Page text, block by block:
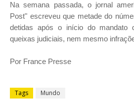
Na semana passada, o jornal
Post" escreveu que metade do
detidas após o início do mandato
queixas judiciais, nem mesmo
Por France Presse
Tags Mundo